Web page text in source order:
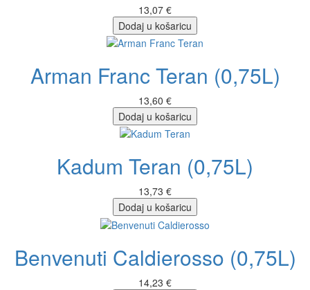
13,07 €
Dodaj u košaricu
Arman Franc Teran (0,75L)
13,60 €
Dodaj u košaricu
Kadum Teran (0,75L)
13,73 €
Dodaj u košaricu
Benvenuti Caldierosso (0,75L)
14,23 €